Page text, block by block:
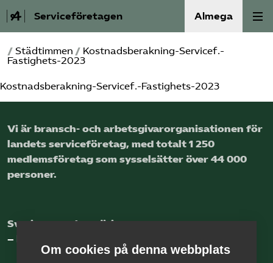
Serviceföretagen Almega
Om Service­företagen
Branscher
Auktorisation
SRY
/ Städtimmen / Kostnadsberakning-Servicef.-
Fastighets-2023
Kostnadsberakning-Servicef.-Fastighets-2023
Vi är bransch- och arbetsgivar­organisationen för
landets service­företag, med totalt 1 250
medlems­företag som sysselsätter över 44 000
personer.
Sveriges nya basnäring
– landets främsta integrationsmotor.
Om cookies på denna webbplats